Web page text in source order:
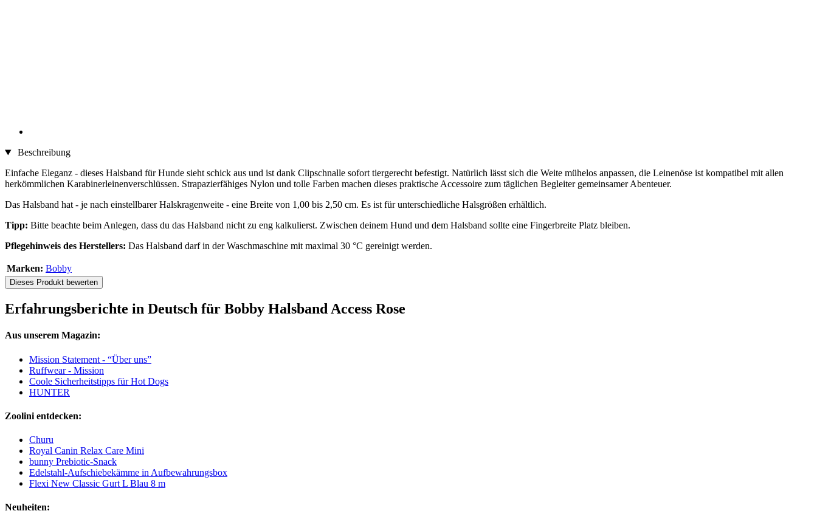
Beschreibung
Einfache Eleganz - dieses Halsband für Hunde sieht schick aus und ist dank Clipschnalle sofort tiergerecht befestigt. Natürlich lässt sich die Weite mühelos anpassen, die Leinenöse ist kompatibel mit allen
herkömmlichen Karabinerleinenverschlüssen. Strapazierfähiges Nylon und tolle Farben machen dieses praktische Accessoire zum täglichen Begleiter gemeinsamer Abenteuer.
Das Halsband hat - je nach einstellbarer Halskragenweite - eine Breite von 1,00 bis 2,50 cm. Es ist für unterschiedliche Halsgrößen erhältlich.
Tipp: Bitte beachte beim Anlegen, dass du das Halsband nicht zu eng kalkulierst. Zwischen deinem Hund und dem Halsband sollte eine Fingerbreite Platz bleiben.
Pflegehinweis des Herstellers: Das Halsband darf in der Waschmaschine mit maximal 30 °C gereinigt werden.
Marken: Bobby
Dieses Produkt bewerten
Erfahrungsberichte in Deutsch für Bobby Halsband Access Rose
Aus unserem Magazin:
Mission Statement - “Über uns”
Ruffwear - Mission
Coole Sicherheitstipps für Hot Dogs
HUNTER
Zoolini entdecken:
Churu
Royal Canin Relax Care Mini
bunny Prebiotic-Snack
Edelstahl-Aufschiebekämme in Aufbewahrungsbox
Flexi New Classic Gurt L Blau 8 m
Neuheiten: